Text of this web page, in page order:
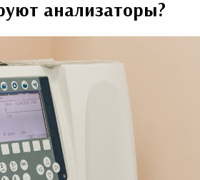
анализаторы?